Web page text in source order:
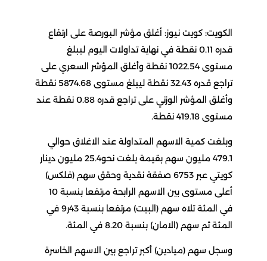
الكويت: كويت نيوز: أغلق مؤشر البورصة على ارتفاع
قدره 0.11 نقطة في نهاية تداولات اليوم ليبلغ
مستوى 1022.54 نقطة وأغلق المؤشر السعري على
تراجع قدره 32.43 نقطة ليبلغ مستوى 5874.68 نقطة
وأغلق المؤشر الوزني على تراجع قدره 0.88 نقطة عند
مستوى 419.18 نقطة.
وبلغت كمية الاسهم المتداولة عند الاغلاق حوالي
479.1 مليون سهم بقيمة بلغت نحو25.4 مليون دينار
كويتي عبر 6753 صفقة نقدية وحقق سهم (فلكس)
أعلى مستوى بين الاسهم الرابحة مرتفعا بنسبة 10
في المئة تلاه سهم (البيت) مرتفعا بنسبة 43ر9 في
المئة ثم سهم (الامان) بنسبة 8.20 في المئة.
وسجل سهم (ميادين) أكبر تراجع بين الاسهم الخاسرة